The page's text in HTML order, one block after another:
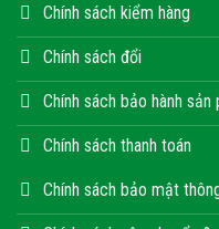
Chính sách kiểm hàng
Chính sách đổi
Chính sách bảo hành sản
Chính sách thanh toán
Chính sách bảo mật